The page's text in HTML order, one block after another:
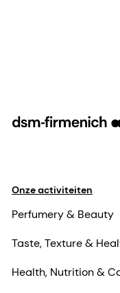
Onze activiteiten
Perfumery & Beauty
Taste, Texture &
Health, Nutrition &